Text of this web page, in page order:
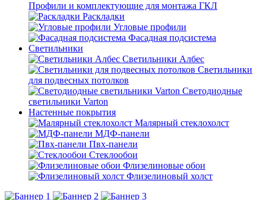
Профили и комплектующие для монтажа ГКЛ
Раскладки
Угловые профили
Фасадная подсистема
Светильники
Светильники Албес
Светильники
для подвесных потолков
Светодиодные
светильники Varton
Настенные покрытия
Малярный стеклохолст
МДФ-панели
Пвх-панели
Стеклообои
Флизелиновые обои
Флизелиновый холст